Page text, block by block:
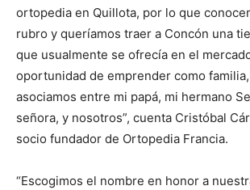
ortopedia en Quillota, por lo que
rubro y queríamos traer a Concón una
que usualmente se ofrecía en el
oportunidad de emprender como
asociamos entre mi papá, mi hermano
señora, y nosotros”, cuenta Cristóbal
socio fundador de Ortopedia Francia.
“Escogimos el nombre en honor a